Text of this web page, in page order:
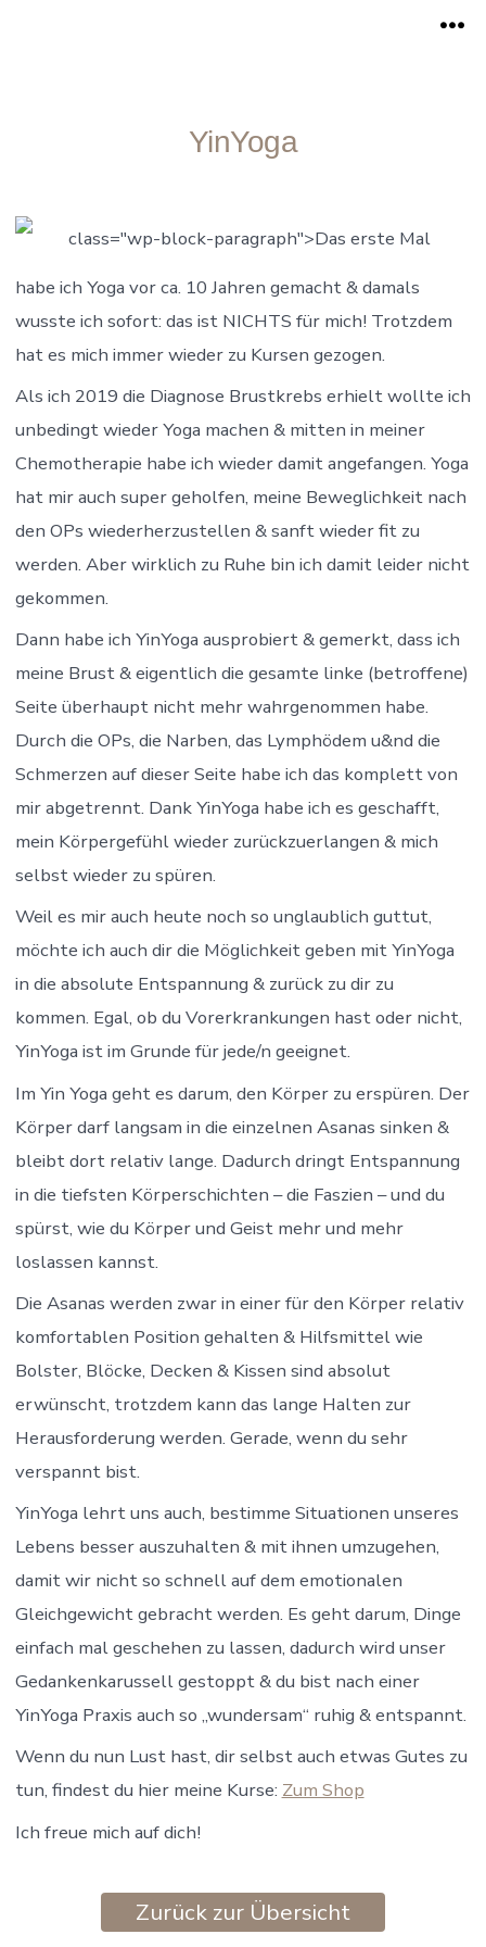
YinYoga
class="wp-block-paragraph">Das erste Mal
habe ich Yoga vor ca. 10 Jahren gemacht & damals
wusste ich sofort: das ist NICHTS für mich! Trotzdem
hat es mich immer wieder zu Kursen gezogen.
Als ich 2019 die Diagnose Brustkrebs erhielt wollte ich
unbedingt wieder Yoga machen & mitten in meiner
Chemotherapie habe ich wieder damit angefangen. Yoga
hat mir auch super geholfen, meine Beweglichkeit nach
den OPs wiederherzustellen & sanft wieder fit zu
werden. Aber wirklich zu Ruhe bin ich damit leider nicht
gekommen.
Dann habe ich YinYoga ausprobiert & gemerkt, dass ich
meine Brust & eigentlich die gesamte linke (betroffene)
Seite überhaupt nicht mehr wahrgenommen habe.
Durch die OPs, die Narben, das Lymphödem u&nd die
Schmerzen auf dieser Seite habe ich das komplett von
mir abgetrennt. Dank YinYoga habe ich es geschafft,
mein Körpergefühl wieder zurückzuerlangen & mich
selbst wieder zu spüren.
Weil es mir auch heute noch so unglaublich guttut,
möchte ich auch dir die Möglichkeit geben mit YinYoga
in die absolute Entspannung & zurück zu dir zu
kommen. Egal, ob du Vorerkrankungen hast oder nicht,
YinYoga ist im Grunde für jede/n geeignet.
Im Yin Yoga geht es darum, den Körper zu erspüren. Der
Körper darf langsam in die einzelnen Asanas sinken &
bleibt dort relativ lange. Dadurch dringt Entspannung
in die tiefsten Körperschichten – die Faszien – und du
spürst, wie du Körper und Geist mehr und mehr
loslassen kannst.
Die Asanas werden zwar in einer für den Körper relativ
komfortablen Position gehalten & Hilfsmittel wie
Bolster, Blöcke, Decken & Kissen sind absolut
erwünscht, trotzdem kann das lange Halten zur
Herausforderung werden. Gerade, wenn du sehr
verspannt bist.
YinYoga lehrt uns auch, bestimme Situationen unseres
Lebens besser auszuhalten & mit ihnen umzugehen,
damit wir nicht so schnell auf dem emotionalen
Gleichgewicht gebracht werden. Es geht darum, Dinge
einfach mal geschehen zu lassen, dadurch wird unser
Gedankenkarussell gestoppt & du bist nach einer
YinYoga Praxis auch so „wundersam“ ruhig & entspannt.
Wenn du nun Lust hast, dir selbst auch etwas Gutes zu
tun, findest du hier meine Kurse: Zum Shop
Ich freue mich auf dich!
Zurück zur Übersicht